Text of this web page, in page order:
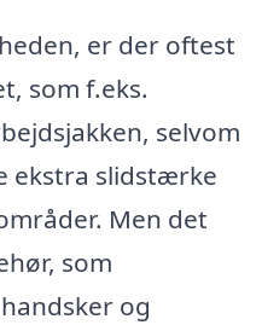
er der oftest
som f.eks.
selvom
ekstra slidstærke
Men det
som
og